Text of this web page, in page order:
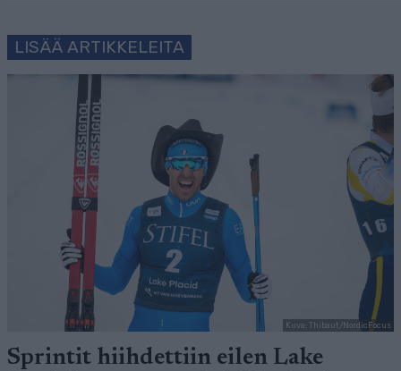
LISÄÄ ARTIKKELEITA
Kuva: Thibaut/NordicFocus
Sprintit hiihdettiin eilen Lake